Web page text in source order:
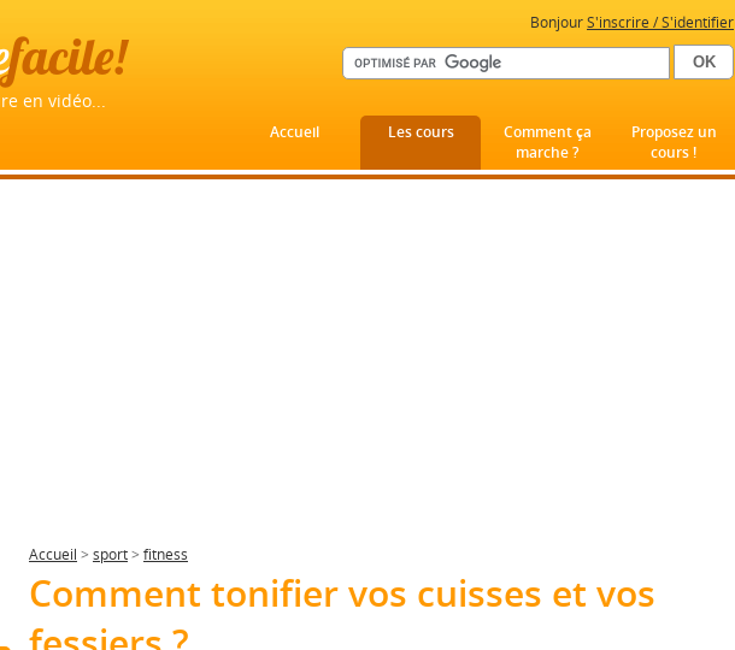
facile!
en vidéo...
BonjourS'inscrire / S'identifier
Accueil Les cours
Comment ça
marche ?
Proposez un
cours !
Accueil > sport> fitness
Comment tonifier vos cuisses et vos